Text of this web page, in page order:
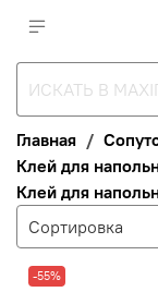
Главная
Клей для
Клей для
-55%